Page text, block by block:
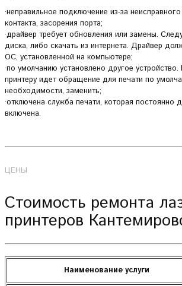
·неправильное подключение из-за неисправного
контакта, засорения порта;
·драйвер требует обновления или замены.
диска, либо скачать из интернета. Драйвер
ОС, установленной на компьютере;
·по умолчанию установлено другое
принтеру идет обращение для печати по
необходимости, заменить;
·отключена служба печати, которая постоянно
включена.
ЦЕНЫ
Стоимость ремонта
принтеров
Наименование услуги